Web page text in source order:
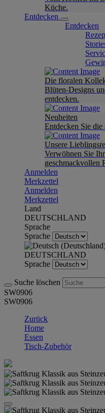
Küche.
Entdecken
Entdecken
Die floralen
Blüten-Designs
entdecken.
Neuheiten
Entdecken Sie
Unsere
Verwöhnen Sie
geschmackvollen
Anmelden
Merkzettel
Anmelden
Merkzettel
Land
DEUTSCHLAND
Sprache
Sprache
DEUTSCHLAND
Sprache
Suche löschen
SW0906
SW0906
Zurück
Home
Essen
Tisch-Zubehör